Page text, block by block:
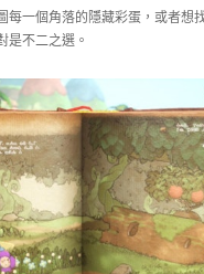
每一個角落的隱藏彩蛋，或者想
是不二之選。